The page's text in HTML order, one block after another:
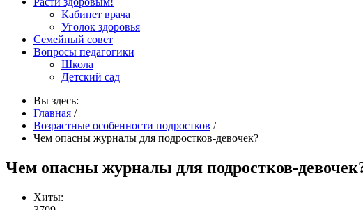
Кабинет врача
Уголок здоровья
Семейный совет
Вопросы педагогики
Школа
Детский сад
Вы здесь:
Главная /
Возрастные особенности подростков /
Чем опасны журналы для подростков-девочек?
Чем опасны журналы для подростков-
Хиты: